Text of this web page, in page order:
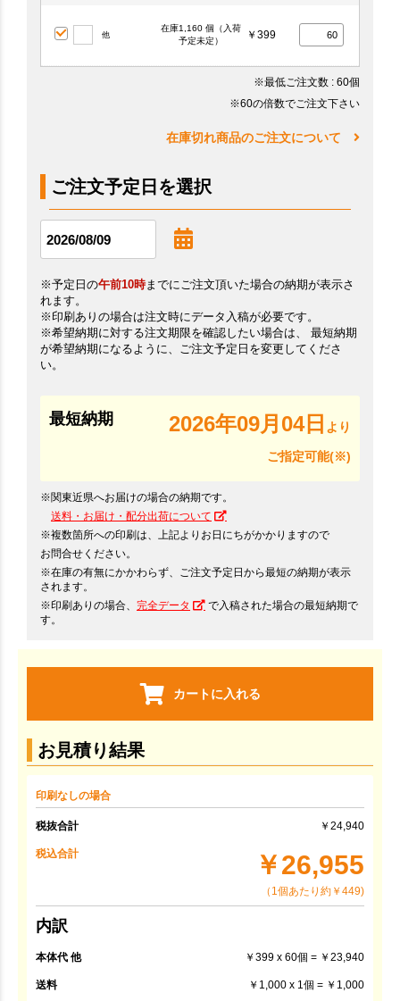
他
在庫1,160 個（入荷
予定未定）
￥399
※最低ご注文数 : 60個
※60の倍数でご注文下さい
在庫切れ商品のご注文について
ご注文予定日を選択
※予定日の午前10時までにご注文頂いた場合の納期が表示さ
れます。
※印刷ありの場合は注文時にデータ入稿が必要です。
※希望納期に対する注文期限を確認したい場合は、 最短納期
が希望納期になるように、ご注文予定日を変更してくださ
い。
最短納期 2026年09月04日 より
ご指定可能(※)
※関東近県へお届けの場合の納期です。
送料・お届け・配分出荷について
※複数箇所への印刷は、上記よりお日にちがかかりますので
お問合せください。
※在庫の有無にかかわらず、ご注文予定日から最短の納期が表示
されます。
※印刷ありの場合、 完全データ
で入稿された場合の最短納期で
す。
カートに入れる
お見積り結果
印刷なしの場合
税抜合計 ￥24,940
税込合計 ￥26,955
（1個あたり約￥449)
内訳
本体代 他 ￥399 x 60個 = ￥23,940
送料 ￥1,000 x 1個 = ￥1,000